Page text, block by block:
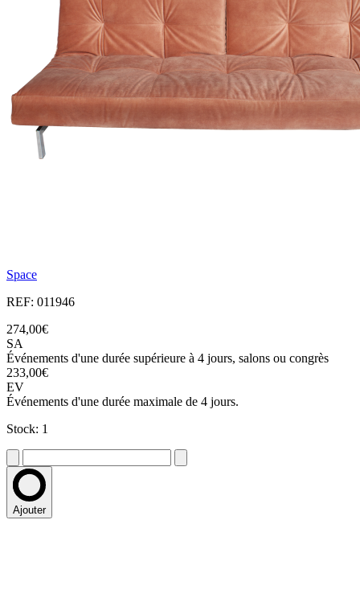
Space
REF: 011946
274,00€
SA
Événements d'une durée supérieure à 4 jours, salons ou congrès
233,00€
EV
Événements d'une durée maximale de 4 jours.
Stock: 1
Ajouter